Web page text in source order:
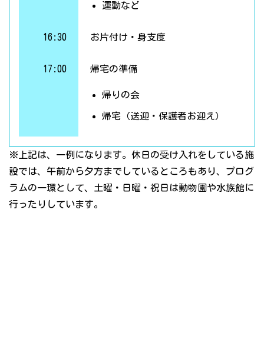
運動など
16:30 お片付け・身支度
17:00 帰宅の準備
帰りの会
帰宅（送迎・保護者お迎え）
※上記は、一例になります。休日の受け入れをしている施
設では、午前から夕方までしているところもあり、プログ
ラムの一環として、土曜・日曜・祝日は動物園や水族館に
行ったりしています。